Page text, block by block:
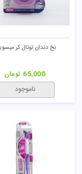
نخ دندان توتال کر
65,000 تومان
ناموجود